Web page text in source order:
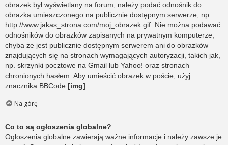
obrazek był wyświetlany na forum, należy podać odnośnik do
obrazka umieszczonego na publicznie dostępnym serwerze, np.
http://www.jakas_strona.com/moj_obrazek.gif. Nie można podawać
odnośników do obrazków zapisanych na prywatnym komputerze,
chyba że jest publicznie dostępnym serwerem ani do obrazków
znajdujących się na stronach wymagających autoryzacji, takich jak,
np. skrzynki pocztowe na Gmail lub Yahoo! oraz stronach
chronionych hasłem. Aby umieścić obrazek w poście, użyj
znacznika BBCode [img].
Na górę
Co to są ogłoszenia globalne?
Ogłoszenia globalne zawierają ważne informacje i należy zawsze je